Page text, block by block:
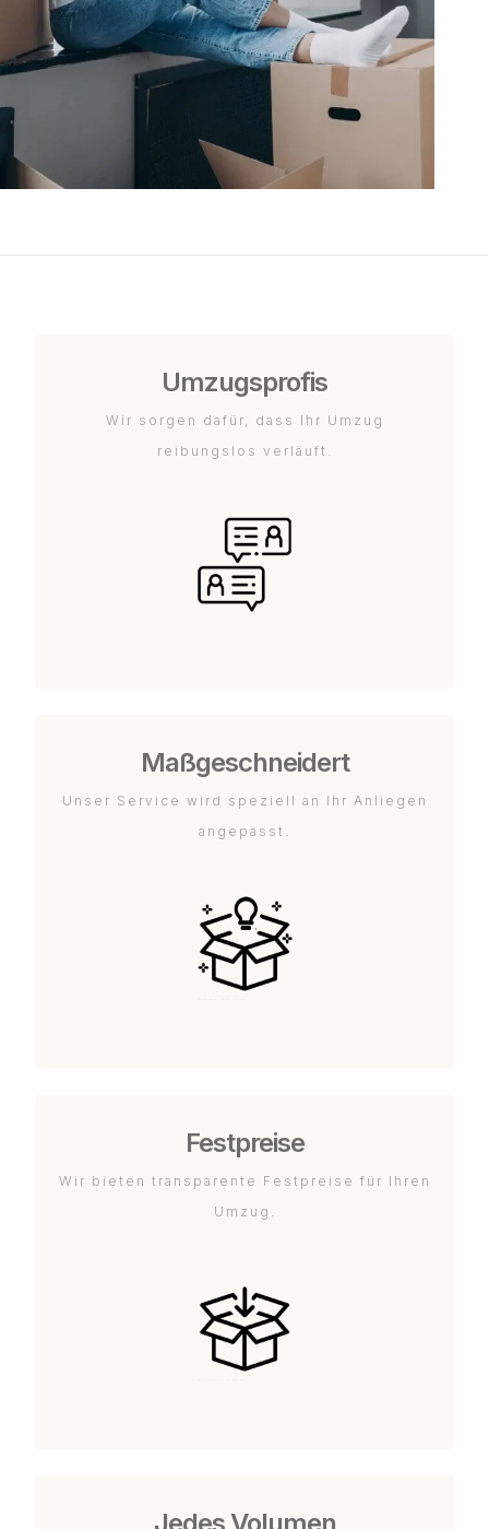
Umzugsprofis
Wir sorgen dafür, dass Ihr Umzug
reibungslos verläuft.
Maßgeschneidert
Unser Service wird speziell an Ihr Anliegen
angepasst.
Festpreise
Wir bieten transparente Festpreise für Ihren
Umzug.